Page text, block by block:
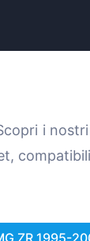
i nostri